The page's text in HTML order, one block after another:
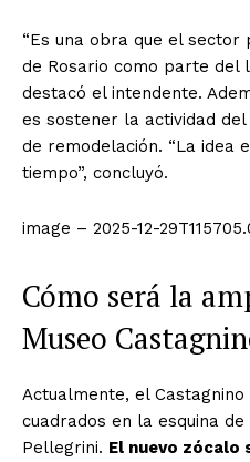
“Es una obra que el
de Rosario como parte del
destacó el intendente.
es sostener la actividad
de remodelación. “La idea
tiempo”, concluyó.
image – 2025-12-
Cómo será la
Museo
Actualmente, el
cuadrados en la esquina
Pellegrini. El nuevo zócalo